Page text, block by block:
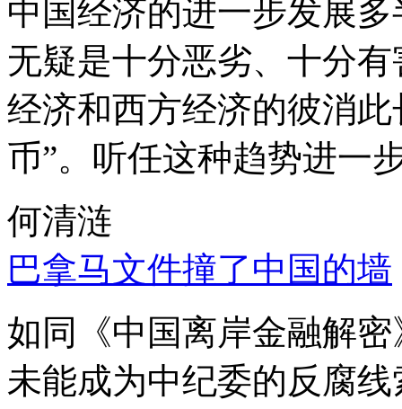
中国经济的进一步发展
无疑是十分恶劣、十分
经济和西方经济的彼消
币”。听任这种趋势进一
何清涟
巴拿马文件撞了中国的墙
如同《中国离岸金融解
未能成为中纪委的反腐